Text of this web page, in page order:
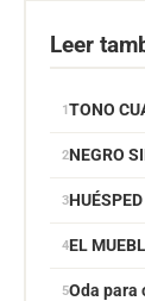
Leer
TONO
NEGRO
EL
Oda para